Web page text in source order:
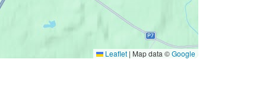
Leaflet | Map data ©Google